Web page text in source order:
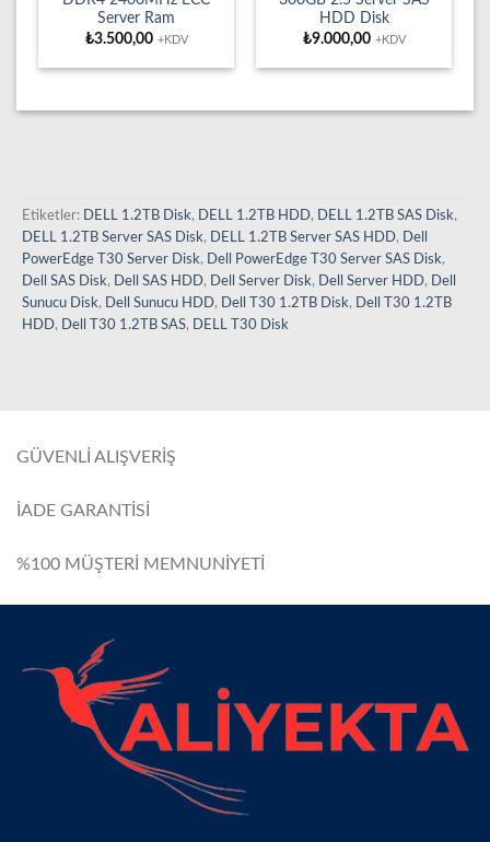
Server Ram
₺3.500,00 +KDV
HDD Disk
₺9.000,00 +KDV
Etiketler: DELL 1.2TB Disk, DELL 1.2TB HDD, DELL 1.2TB SAS Disk,
DELL 1.2TB Server SAS Disk, DELL 1.2TB Server SAS HDD,
Dell
PowerEdge T30 Server Disk, Dell PowerEdge T30 Server SAS Disk,
Dell SAS Disk, Dell SAS HDD, Dell Server Disk, Dell Server HDD,
Dell
Sunucu Disk, Dell Sunucu HDD, Dell T30 1.2TB Disk,
Dell T30 1.2TB
HDD, Dell T30 1.2TB SAS, DELL T30 Disk
GÜVENLİ ALIŞVERİŞ
İADE GARANTİSİ
%100 MÜŞTERİ MEMNUNİYETİ